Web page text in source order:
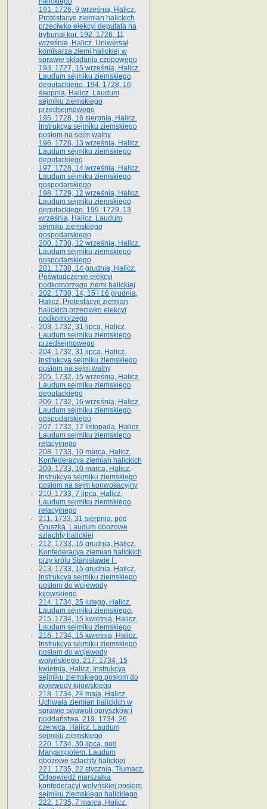
191. 1726, 9 września, Halicz.
Protestacye ziemian halickich
przeciwko elekcyi deputata na
trybunał kor. 192. 1726, 11
września, Halicz. Uniwersał
komisarza ziemi halickiej w
sprawie składania czopowego
193. 1727, 15 września, Halicz.
Laudum sejmiku ziemskiego
deputackiego. 194. 1728, 16
sierpnia, Halicz. Laudum
sejmiku ziemskiego
przedsejmowego
195. 1728, 16 sierpnia, Halicz.
Instrukcya sejmiku ziemskiego
posłom na sejm walny
196. 1728, 13 września, Halicz.
Laudum sejmiku ziemskiego
deputackiego
197. 1728, 14 września, Halicz.
Laudum sejmiku ziemskiego
gospodarskiego
198. 1729, 12 września, Halicz.
Laudum sejmiku ziemskiego
deputackiego. 199. 1729, 13
września, Halicz. Laudum
sejmiku ziemskiego
gospodarskiego
200. 1730, 12 września, Halicz.
Laudum sejmiku ziemskiego
gospodarskiego
201. 1730, 14 grudnia, Halicz.
Poświadczenie elekcyi
podkomorzego ziemi halickiej
202. 1730, 14, 15 i 16 grudnia,
Halicz. Protestacye ziemian
halickich przeciwko elekcyi
podkomorzego
203. 1732, 31 lipca, Halicz.
Laudum sejmiku ziemskiego
przedsejmowego
204. 1732, 31 lipca, Halicz.
Instrukcya sejmiku ziemskiego
posłom na sejm walny
205. 1732, 15 września, Halicz.
Laudum sejmiku ziemskiego
deputackiego
206. 1732, 16 września, Halicz.
Laudum sejmiku ziemskiego
gospodarskiego
207. 1732, 17 listopada, Halicz.
Laudum sejmiku ziemskiego
relacyjnego
208. 1733, 10 marca, Halicz.
Konfederacya ziemian halickich­
209. 1733, 10 marca, Halicz.
Instrukcya sejmiku ziemskiego
posłom na sejm konwokacyjny
210. 1733, 7 lipca, Halicz.
Laudum sejmiku ziemskiego
relacyjnego
211. 1733, 31 sierpnia, pod
Gruszką. Laudum obozowe
szlachty halickiej
212. 1733, 15 grudnia, Halicz.
Konfederacya ziemian halickich
przy królu Stanisławie I .
213. 1733, 15 grudnia, Halicz.
Instrukcya sejmiku ziemskiego
posłom do wojewody
kijowskiego
214. 1734, 25 lutego, Halicz.
Laudum sejmiku ziemskiego.
215. 1734, 15 kwietnia, Halicz.
Laudum sejmiku ziemskiego
216. 1734, 15 kwietnia, Halicz.
Instrukcya sejmiku ziemskiego
posłom do wojewody
wołyńskiego. 217. 1734, 15
kwietnia, Halicz. Instrukcya
sejmiku ziemskiego posłom do
wojewody kijowskiego
218. 1734, 24 maja, Halicz.
Uchwała ziemian halickich w
sprawie swawoli opryszków i
poddaństwa. 219. 1734, 26
czerwca, Halicz. Laudum
sejmiku ziemskiego
220. 1734, 30 lipca, pod
Maryampolem. Laudum
obozowe szlachty halickiej
221. 1735, 22 stycznia, Tłumacz.
Odpowiedź marszałka
konfederacyi wołyńskiej posłom
sejmiku ziemskiego halickiego
222. 1735, 7 marca, Halicz.